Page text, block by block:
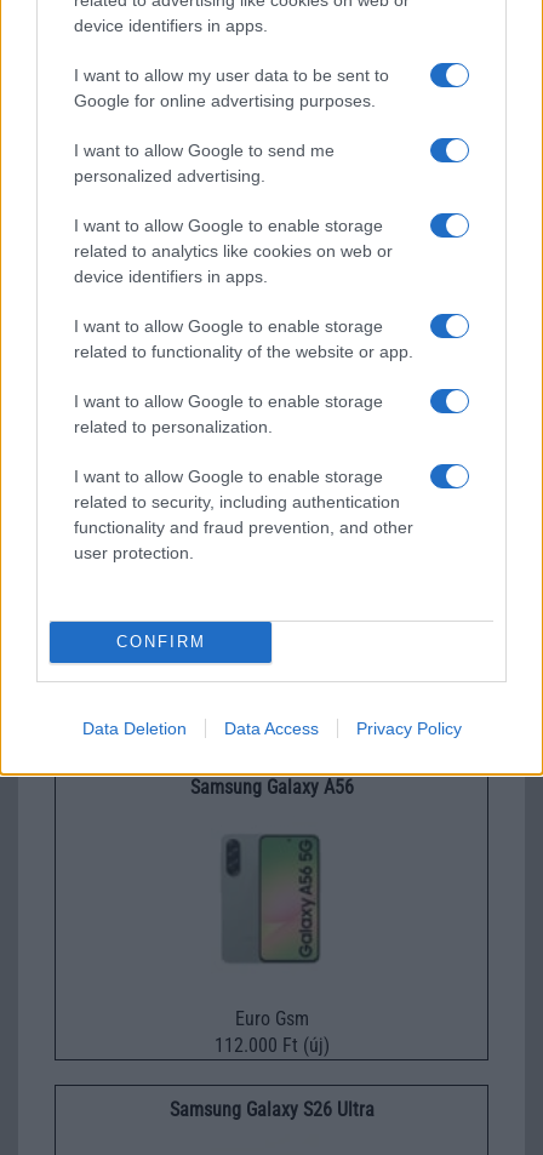
device identifiers in apps.
I want to allow my user data to be sent to
Google for online advertising purposes.
I want to allow Google to send me
personalized advertising.
I want to allow Google to enable storage
related to analytics like cookies on web or
device identifiers in apps.
I want to allow Google to enable storage
related to functionality of the website or app.
I want to allow Google to enable storage
related to personalization.
I want to allow Google to enable storage
related to security, including authentication
functionality and fraud prevention, and other
user protection.
CONFIRM
Data Deletion Data Access Privacy Policy
Védelem IP68
SAR
Új és Használt GSM kiemelt ajánlatok
350.000 Ft (új)
Samsung Galaxy A56
Euro Gsm
112.000 Ft (új)
Samsung Galaxy S26 Ultra